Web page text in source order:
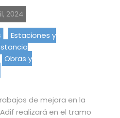
2024
Estaciones y
Obras y
de mejora en la
realizará en el tramo